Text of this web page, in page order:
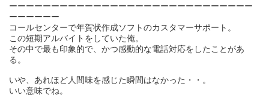
ーーーーーーーーーーーーーーーーーーーーーーーーーーーーー
ーーーーーー
コールセンターで年賀状作成ソフトのカスタマーサポート。
この短期アルバイトをしていた俺。
その中で最も印象的で、かつ感動的な電話対応をしたことがあ
る。
いや、あれほど人間味を感じた瞬間はなかった・・。
いい意味でね。